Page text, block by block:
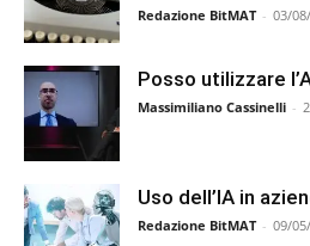
Redazione BitMAT - 03/
Posso utilizzare
Massimiliano Cassinelli -
Uso dell’IA in
Redazione BitMAT - 09/